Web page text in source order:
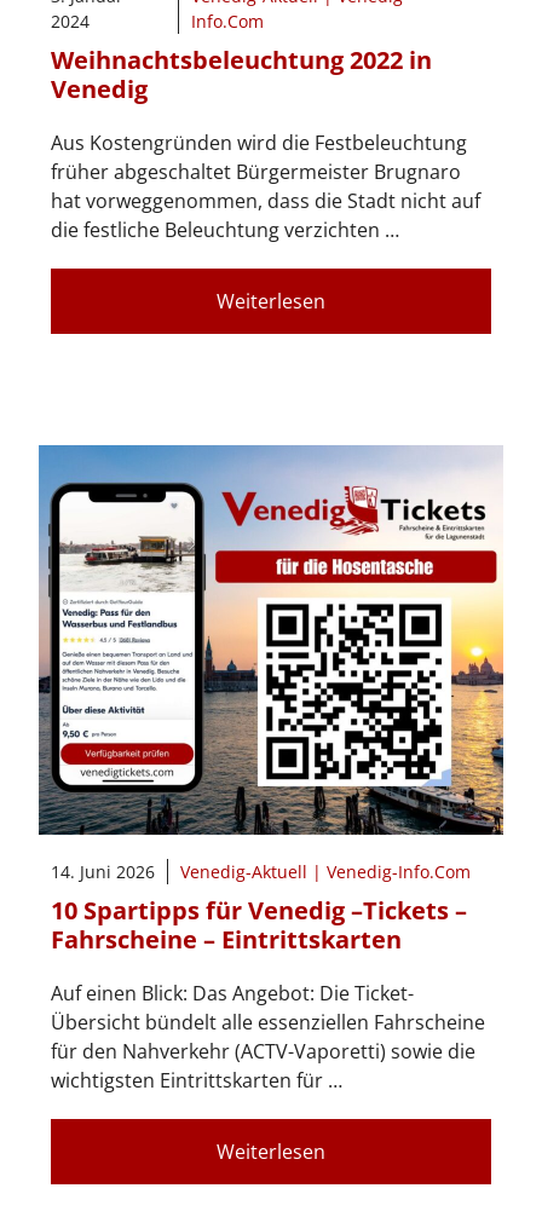
2024
Info.Com
Weihnachtsbeleuchtung 2022 in
Venedig
Aus Kostengründen wird die Festbeleuchtung
früher abgeschaltet Bürgermeister Brugnaro
hat vorweggenommen, dass die Stadt nicht auf
die festliche Beleuchtung verzichten …
Weiterlesen
14. Juni 2026 Venedig-Aktuell | Venedig-Info.Com
10 Spartipps für Venedig –Tickets –
Fahrscheine – Eintrittskarten
Auf einen Blick: Das Angebot: Die Ticket-
Übersicht bündelt alle essenziellen Fahrscheine
für den Nahverkehr (ACTV-Vaporetti) sowie die
wichtigsten Eintrittskarten für …
Weiterlesen